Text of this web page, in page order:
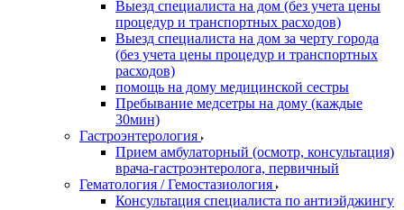
Выезд специалиста на дом (без учета цены
процедур и транспортных расходов)
Выезд специалиста на дом за черту города
(без учета цены процедур и транспортных
расходов)
помощь на дому медицинской сестры
Пребывание медсетры на дому (каждые
30мин)
Гастроэнтерология
Прием амбулаторный (осмотр, консультация)
врача-гастроэнтеролога, первичный
Гематология / Гемостазиология
Консультация специалиста по антиэйджингу